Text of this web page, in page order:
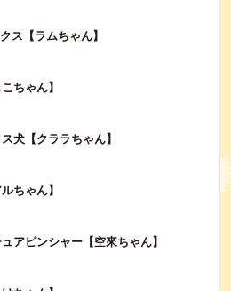
ス【ラムちゃん】
ちゃん】
犬【クララちゃん】
ちゃん】
アピンシャー【空來ちゃん】